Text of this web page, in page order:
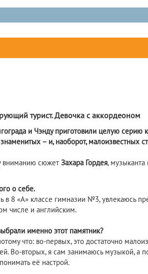
турист. Девочка с аккордеоном
и Чэнду приготовили целую серию
– и, наоборот, малоизвестных
вниманию сюжет Захара Гордея, музыканта
о себе.
в 8 «А» классе гимназии №3, увлекаюсь
числе и английским.
именно этот памятник?
что: во-первых, это достаточно
Во-вторых, я сам занимаюсь музыкой, а
её настрой.